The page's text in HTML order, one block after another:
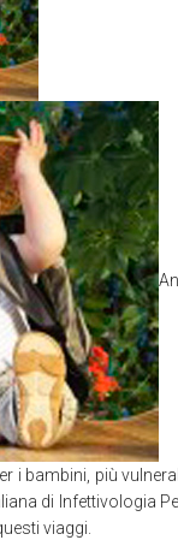
i bambini, più
di Infettivologia
viaggi.